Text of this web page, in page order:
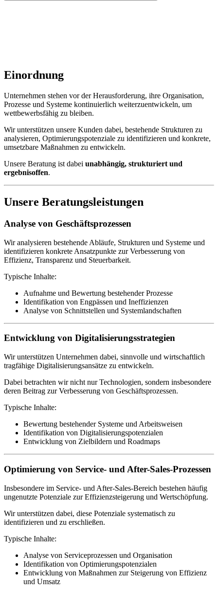
Einordnung
Unternehmen stehen vor der Herausforderung, ihre Organisation,
Prozesse und Systeme kontinuierlich weiterzuentwickeln, um
wettbewerbsfähig zu bleiben.
Wir unterstützen unsere Kunden dabei, bestehende Strukturen zu
analysieren, Optimierungspotenziale zu identifizieren und konkrete,
umsetzbare Maßnahmen zu entwickeln.
Unsere Beratung ist dabei unabhängig, strukturiert und
ergebnisoffen.
Unsere Beratungsleistungen
Analyse von Geschäftsprozessen
Wir analysieren bestehende Abläufe, Strukturen und Systeme und
identifizieren konkrete Ansatzpunkte zur Verbesserung von
Effizienz, Transparenz und Steuerbarkeit.
Typische Inhalte:
Aufnahme und Bewertung bestehender Prozesse
Identifikation von Engpässen und Ineffizienzen
Analyse von Schnittstellen und Systemlandschaften
Entwicklung von Digitalisierungsstrategien
Wir unterstützen Unternehmen dabei, sinnvolle und wirtschaftlich
tragfähige Digitalisierungsansätze zu entwickeln.
Dabei betrachten wir nicht nur Technologien, sondern insbesondere
deren Beitrag zur Verbesserung von Geschäftsprozessen.
Typische Inhalte:
Bewertung bestehender Systeme und Arbeitsweisen
Identifikation von Digitalisierungspotenzialen
Entwicklung von Zielbildern und Roadmaps
Optimierung von Service- und After-Sales-Prozessen
Insbesondere im Service- und After-Sales-Bereich bestehen häufig
ungenutzte Potenziale zur Effizienzsteigerung und Wertschöpfung.
Wir unterstützen dabei, diese Potenziale systematisch zu
identifizieren und zu erschließen.
Typische Inhalte:
Analyse von Serviceprozessen und Organisation
Identifikation von Optimierungspotenzialen
Entwicklung von Maßnahmen zur Steigerung von Effizienz
und Umsatz